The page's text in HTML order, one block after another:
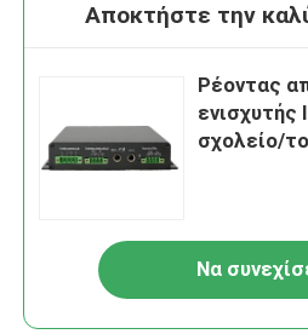
Αποκτήστε την
Ρέοντας
ενισχυτής
σχολείο/
Να